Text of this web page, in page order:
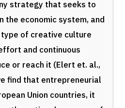
strategy that seeks to
the economic system, and
of creative culture
and continuous
or reach it (Elert et. al.,
find that entrepreneurial
Union countries, it